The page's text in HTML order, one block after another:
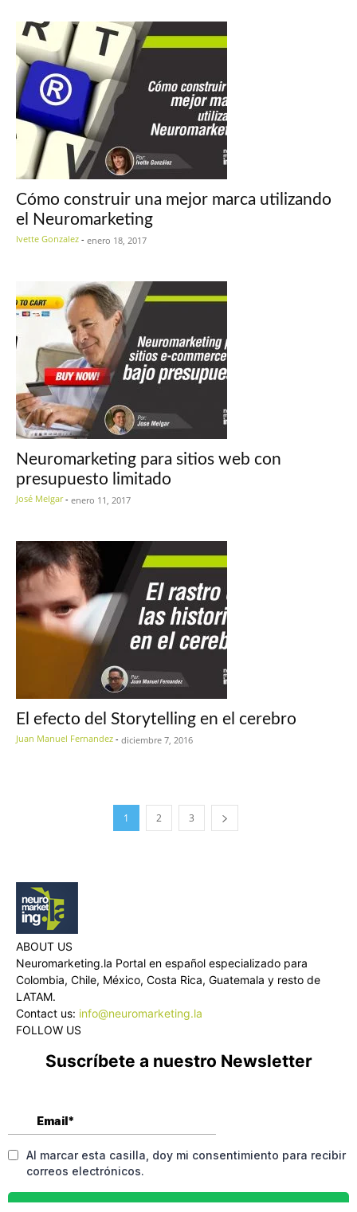
Cómo construir una mejor marca utilizando
el Neuromarketing
Ivette Gonzalez - enero 18, 2017
Neuromarketing para sitios web con
presupuesto limitado
José Melgar - enero 11, 2017
El efecto del Storytelling en el cerebro
Juan Manuel Fernandez - diciembre 7, 2016
1 2 3
ABOUT US
Neuromarketing.la Portal en español especializado para
Colombia, Chile, México, Costa Rica, Guatemala y resto de
LATAM.
Contact us: info@neuromarketing.la
FOLLOW US
Suscríbete a nuestro Newsletter